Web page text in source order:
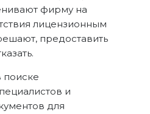
фирму на
лицензионным
предоставить
и
для